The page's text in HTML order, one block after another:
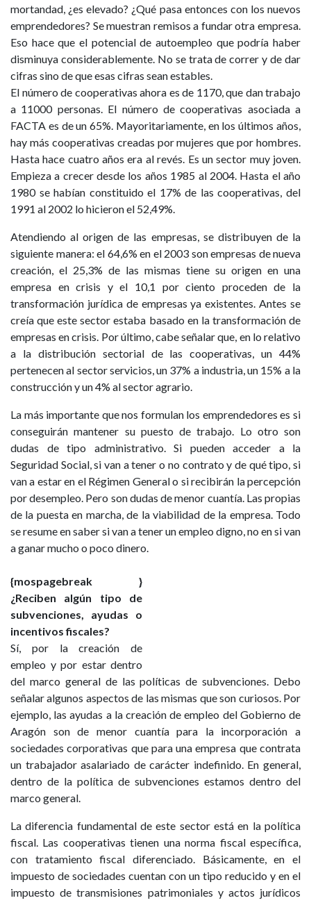
mortandad, ¿es elevado? ¿Qué pasa entonces con los nuevos
emprendedores? Se muestran remisos a fundar otra empresa.
Eso hace que el potencial de autoempleo que podría haber
disminuya considerablemente. No se trata de correr y de dar
cifras sino de que esas cifras sean estables.
El número de cooperativas ahora es de 1170, que dan trabajo
a 11000 personas. El número de cooperativas asociada a
FACTA es de un 65%. Mayoritariamente, en los últimos años,
hay más cooperativas creadas por mujeres que por hombres.
Hasta hace cuatro años era al revés. Es un sector muy joven.
Empieza a crecer desde los años 1985 al 2004. Hasta el año
1980 se habían constituido el 17% de las cooperativas, del
1991 al 2002 lo hicieron el 52,49%.
Atendiendo al origen de las empresas, se distribuyen de la
siguiente manera: el 64,6% en el 2003 son empresas de nueva
creación, el 25,3% de las mismas tiene su origen en una
empresa en crisis y el 10,1 por ciento proceden de la
transformación jurídica de empresas ya existentes. Antes se
creía que este sector estaba basado en la transformación de
empresas en crisis. Por último, cabe señalar que, en lo relativo
a la distribución sectorial de las cooperativas, un 44%
pertenecen al sector servicios, un 37% a industria, un 15% a la
construcción y un 4% al sector agrario.
La más importante que nos formulan los emprendedores es si
conseguirán mantener su puesto de trabajo. Lo otro son
dudas de tipo administrativo. Si pueden acceder a la
Seguridad Social, si van a tener o no contrato y de qué tipo, si
van a estar en el Régimen General o si recibirán la percepción
por desempleo. Pero son dudas de menor cuantía. Las propias
de la puesta en marcha, de la viabilidad de la empresa. Todo
se resume en saber si van a tener un empleo digno, no en si van
a ganar mucho o poco dinero.
{mospagebreak }
¿Reciben algún tipo de
subvenciones, ayudas o
incentivos fiscales?
Sí, por la creación de
empleo y por estar dentro
del marco general de las políticas de subvenciones. Debo
señalar algunos aspectos de las mismas que son curiosos. Por
ejemplo, las ayudas a la creación de empleo del Gobierno de
Aragón son de menor cuantía para la incorporación a
sociedades corporativas que para una empresa que contrata
un trabajador asalariado de carácter indefinido. En general,
dentro de la política de subvenciones estamos dentro del
marco general.
La diferencia fundamental de este sector está en la política
fiscal. Las cooperativas tienen una norma fiscal específica,
con tratamiento fiscal diferenciado. Básicamente, en el
impuesto de sociedades cuentan con un tipo reducido y en el
impuesto de transmisiones patrimoniales y actos jurídicos